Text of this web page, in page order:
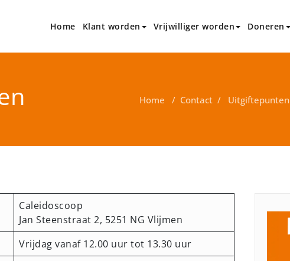
Home Klant worden Vrijwilliger worden Doneren
Home / Contact / Uitgiftepunten
Caleidoscoop
Jan Steenstraat 2, 5251 NG Vlijmen
Vrijdag vanaf 12.00 uur tot 13.30 uur